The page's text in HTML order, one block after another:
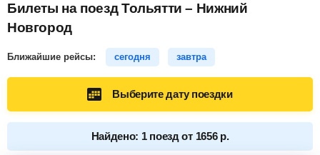
Билеты на поезд Тольятти – Нижний
Новгород
Ближайшие рейсы: сегодня завтра
Выберите дату поездки
Найдено: 1 поезд от 1656 р.